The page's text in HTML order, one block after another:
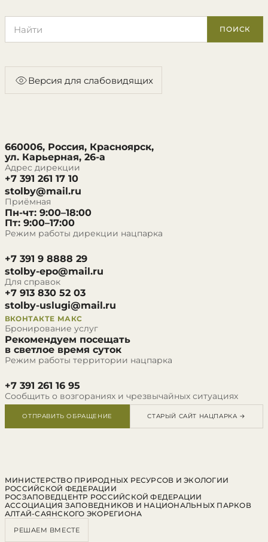
ПОИСК
Версия для слабовидящих
660006, Россия, Красноярск,
ул. Карьерная, 26-а
Адрес дирекции
+7 391 261 17 10
stolby@mail.ru
Приёмная
Пн-чт: 9:00–18:00
Пт: 9:00–17:00
Режим работы дирекции нацпарка
+7 391 9 8888 29
stolby-epo@mail.ru
Для справок
+7 913 830 52 03
stolby-uslugi@mail.ru
ВКОНТАКТЕ МАКС
Бронирование услуг
Рекомендуем посещать
в светлое время суток
Режим работы территории нацпарка
+7 391 261 16 95
Сообщить о возгораниях и чрезвычайных ситуациях
ОТПРАВИТЬ ОБРАЩЕНИЕ СТАРЫЙ САЙТ НАЦПАРКА →
МИНИСТЕРСТВО ПРИРОДНЫХ РЕСУРСОВ И ЭКОЛОГИИ
РОССИЙСКОЙ ФЕДЕРАЦИИ
РОСЗАПОВЕДЦЕНТР РОССИЙСКОЙ ФЕДЕРАЦИИ
АССОЦИАЦИЯ ЗАПОВЕДНИКОВ И НАЦИОНАЛЬНЫХ ПАРКОВ
АЛТАЙ-САЯНСКОГО ЭКОРЕГИОНА
РЕШАЕМ ВМЕСТЕ